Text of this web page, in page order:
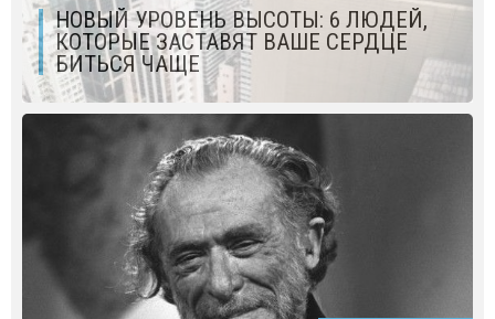
НОВЫЙ УРОВЕНЬ ВЫСОТЫ: 6 ЛЮДЕЙ,
КОТОРЫЕ ЗАСТАВЯТ ВАШЕ СЕРДЦЕ
БИТЬСЯ ЧАЩЕ